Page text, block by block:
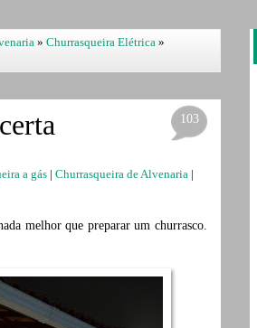
» Churrasqueira Elétrica »
103
a gás | Churrasqueira de Alvenaria |
melhor que preparar um churrasco.